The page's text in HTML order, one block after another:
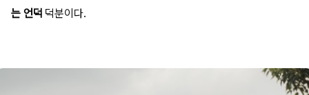
는 언덕 덕분이다.